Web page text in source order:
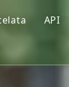
premiscelate
API